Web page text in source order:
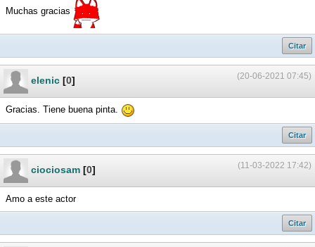
Muchas gracias
Citar
(20-06-2021 07:45)
elenic [0]
Gracias. Tiene buena pinta.
Citar
(11-03-2022 17:42)
ciociosam [0]
Amo a este actor
Citar